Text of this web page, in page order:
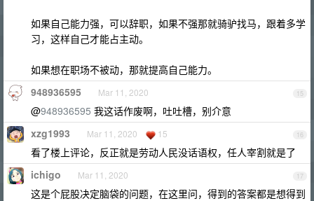
如果自己能力强，可以辞职，如果不强那就骑驴找马，跟着多学
习，这样自己才能占主动。
如果想在职场不被动，那就提高自己能力。
15
948936595 Mar 11, 2020
@948936595 我这话作废啊，吐吐槽，别介意
16
xzg1993 Mar 11, 2020 15
看了楼上评论，反正就是劳动人民没话语权，任人宰割就是了
17
ichigo Mar 11, 2020
这是个屁股决定脑袋的问题，在这里问，得到的答案都是想得到